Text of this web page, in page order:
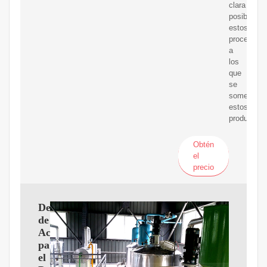
clara
posible
estos
procesos
a
los
que
se
someten
estos
productos
Obtén
el
precio
Desodorización
de
Aceite
para
el